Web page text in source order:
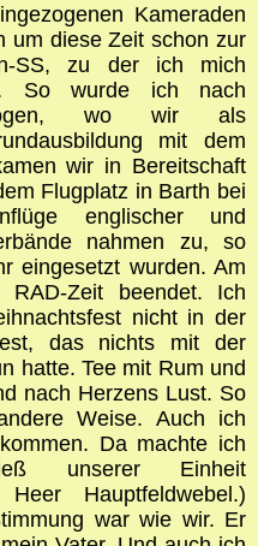
Kameraden
um diese Zeit schon zur
SS, zu der ich mich
So wurde ich nach
wo wir als
mit dem
wir in Bereitschaft
Flugplatz in Barth bei
englischer und
nahmen zu, so
eingesetzt wurden. Am
Zeit beendet. Ich
nicht in der
das nichts mit der
hatte. Tee mit Rum und
nach Herzens Lust. So
Weise. Auch ich
Da machte ich
unserer Einheit
Hauptfeldwebel.)
war wie wir. Er